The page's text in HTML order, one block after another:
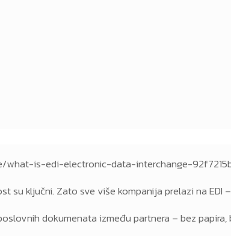
what-is-edi-electronic-data-interchange-
su ključni. Zato sve više kompanija prelazi na EDI
dokumenata između partnera – bez papira,